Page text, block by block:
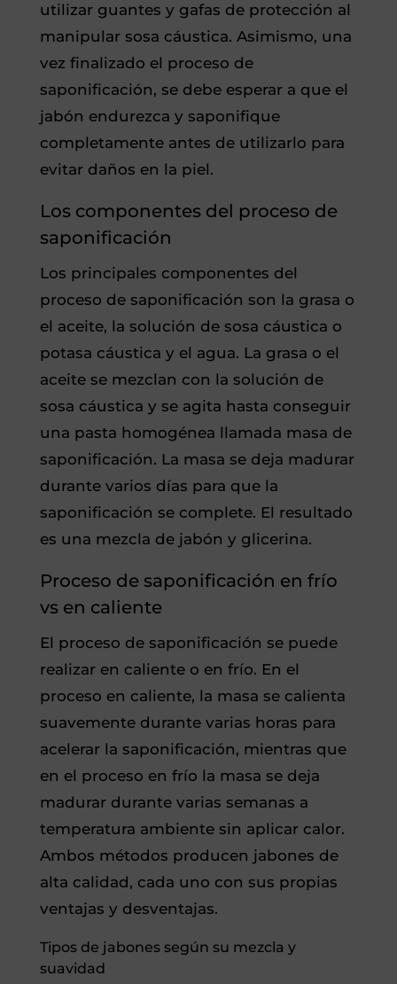
utilizar guantes y gafas de protección al
manipular sosa cáustica. Asimismo, una
vez finalizado el proceso de
saponificación, se debe esperar a que el
jabón endurezca y saponifique
completamente antes de utilizarlo para
evitar daños en la piel.
Los componentes del proceso de
saponificación
Los principales componentes del
proceso de saponificación son la grasa o
el aceite, la solución de sosa cáustica o
potasa cáustica y el agua. La grasa o el
aceite se mezclan con la solución de
sosa cáustica y se agita hasta conseguir
una pasta homogénea llamada masa de
saponificación. La masa se deja madurar
durante varios días para que la
saponificación se complete. El resultado
es una mezcla de jabón y glicerina.
Proceso de saponificación en frío
vs en caliente
El proceso de saponificación se puede
realizar en caliente o en frío. En el
proceso en caliente, la masa se calienta
suavemente durante varias horas para
acelerar la saponificación, mientras que
en el proceso en frío la masa se deja
madurar durante varias semanas a
temperatura ambiente sin aplicar calor.
Ambos métodos producen jabones de
alta calidad, cada uno con sus propias
ventajas y desventajas.
Tipos de jabones según su mezcla y
suavidad